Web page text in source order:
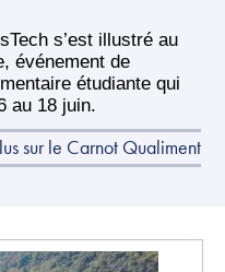
s’est illustré au
événement de
étudiante qui
au 18 juin.
sur le Carnot Qualiment